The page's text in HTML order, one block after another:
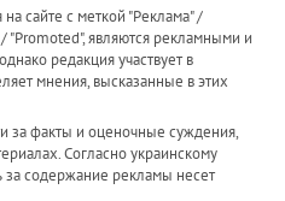
сайте с меткой "Реклама" /
"Promoted", являются рекламными и
редакция участвует в
мнения, высказанные в этих
за факты и оценочные суждения,
Согласно украинскому
за содержание рекламы несет